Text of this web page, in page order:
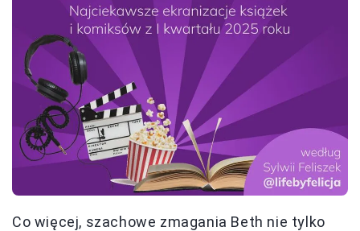
Co więcej, szachowe zmagania Beth nie tylko